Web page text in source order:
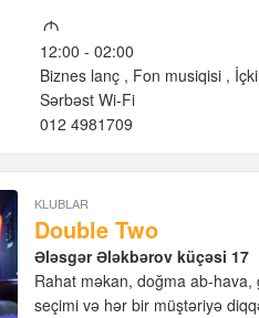
M
12:00 - 02:00
Biznes lanç Fon musiqisi
Sərbəst Wi-Fi
012 4981709
KLUBLAR
Double Two
Ələsgər Ələkbərov küçəsi 17
Rahat məkan, doğma ab-hava,
seçimi və hər bir müştəriyə